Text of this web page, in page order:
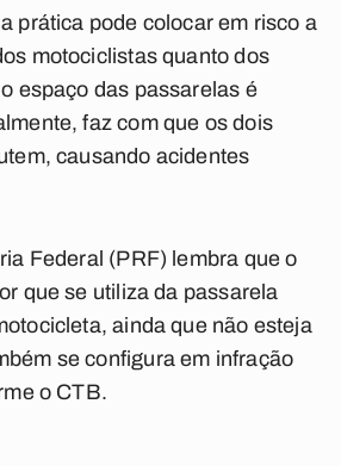
prática pode colocar em risco a
motociclistas quanto dos
espaço das passarelas é
faz com que os dois
causando acidentes
Federal (PRF) lembra que o
que se utiliza da passarela
ainda que não esteja
se configura em infração
o CTB.